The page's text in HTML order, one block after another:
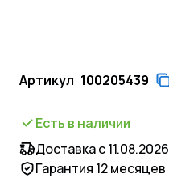
Артикул 100205439
Есть в наличии
Доставка с 11.08.2026
Гарантия 12 месяцев